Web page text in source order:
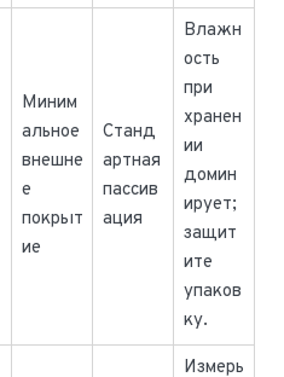
Миним
альное
внешне
е
покрыт
ие
Станд
артная
пассив
ация
Влажн
ость
при
хранен
ии
домин
ирует;
защит
ите
упаков
ку.
Измерь